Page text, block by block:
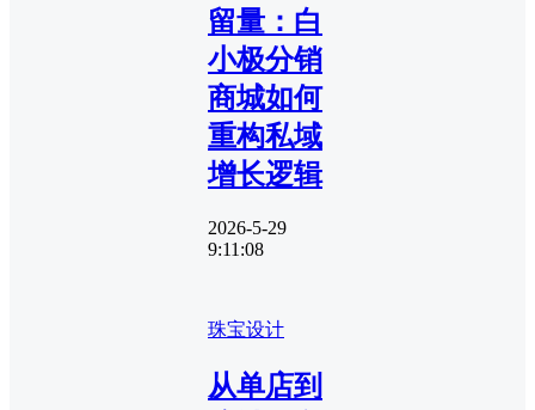
留量：白
小极分销
商城如何
重构私域
增长逻辑
2026-5-29
9:11:08
珠宝设计
从单店到